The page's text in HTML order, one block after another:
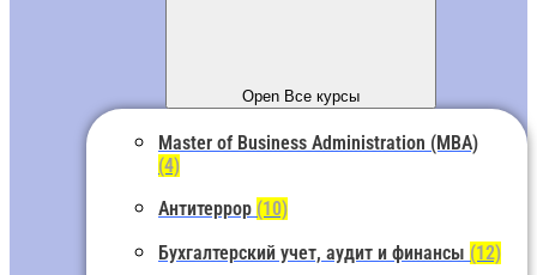
Open Все курсы
Master of Business Administration (MBA)
(4)
Антитеррор (10)
Бухгалтерский учет, аудит и финансы (12)